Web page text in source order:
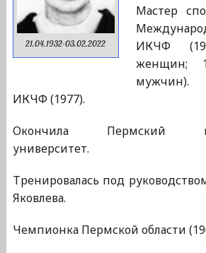
21.04.1932-03.02.2022
Мастер
ИКЧФ
женщин;
мужчин).
ИКЧФ (1977).
Окончила Пермский
университет.
Тренировалась под
Яковлева.
Чемпионка Пермской области